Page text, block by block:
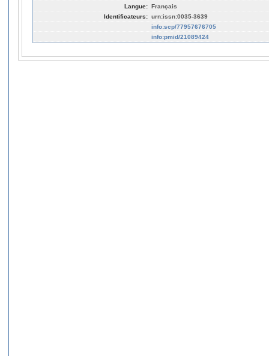
Langue: Français
Identificateurs: urn:issn:0035-3639
info:scp/77957676705
info:pmid/21089424